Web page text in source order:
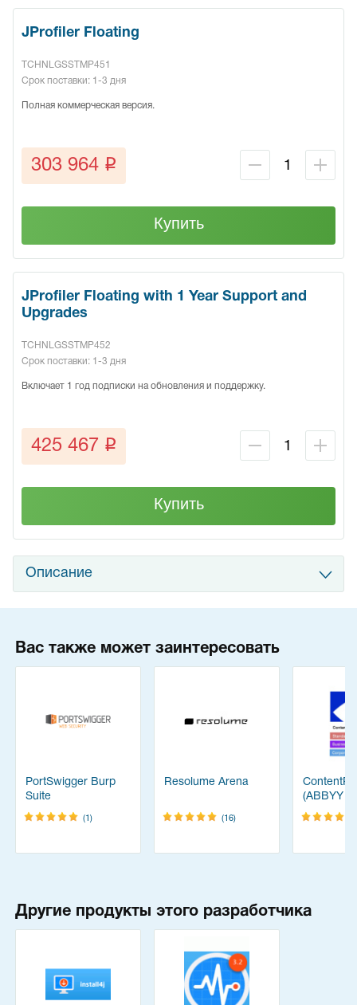
JProfiler Floating
TCHNLGSSTMP451
Срок поставки: 1-3 дня
Полная коммерческая версия.
303 964 q
Купить
JProfiler Floating with 1 Year Support and
Upgrades
TCHNLGSSTMP452
Срок поставки: 1-3 дня
Включает 1 год подписки на обновления и поддержку.
425 467 q
Купить
Описание
Вас также может заинтересовать
PortSwigger Burp
Suite
(1)
Resolume Arena
(16)
(ABBYY
Другие продукты этого разработчика